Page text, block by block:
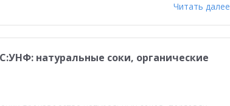
Читать далее
натуральные соки, органические